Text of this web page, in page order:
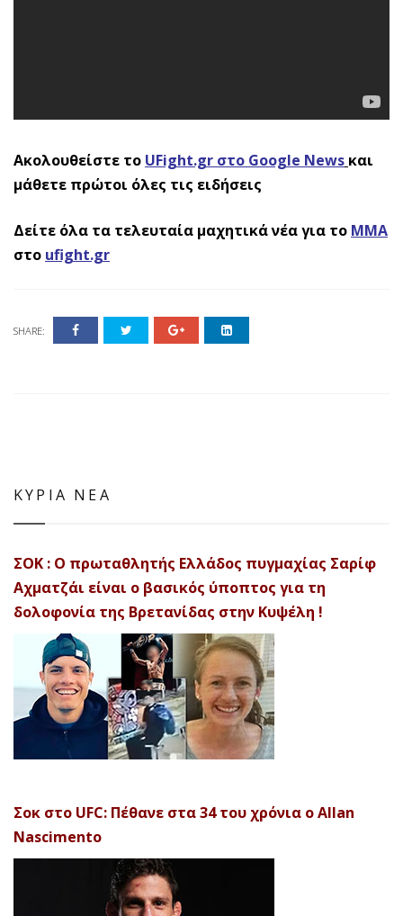
Ακολουθείστε το UFight.gr στο Google News και
μάθετε πρώτοι όλες τις ειδήσεις
Δείτε όλα τα τελευταία μαχητικά νέα για το ΜΜΑ
στο ufight.gr
SHARE:
ΚΥΡΙΑ ΝΕΑ
ΣΟΚ : Ο πρωταθλητής Ελλάδος πυγμαχίας Σαρίφ
Αχματζάι είναι ο βασικός ύποπτος για τη
δολοφονία της Βρετανίδας στην Κυψέλη !
Σοκ στο UFC: Πέθανε στα 34 του χρόνια ο Allan
Nascimento